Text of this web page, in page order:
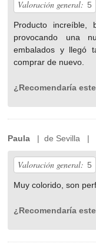
Valoración general: 5
Producto increíble,
provocando una
embalados y llegó
comprar de nuevo.
¿Recomendaría
Paula | de Sevilla |
Valoración general: 5
Muy colorido, son
¿Recomendaría